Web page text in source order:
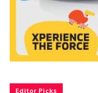
Editor Picks